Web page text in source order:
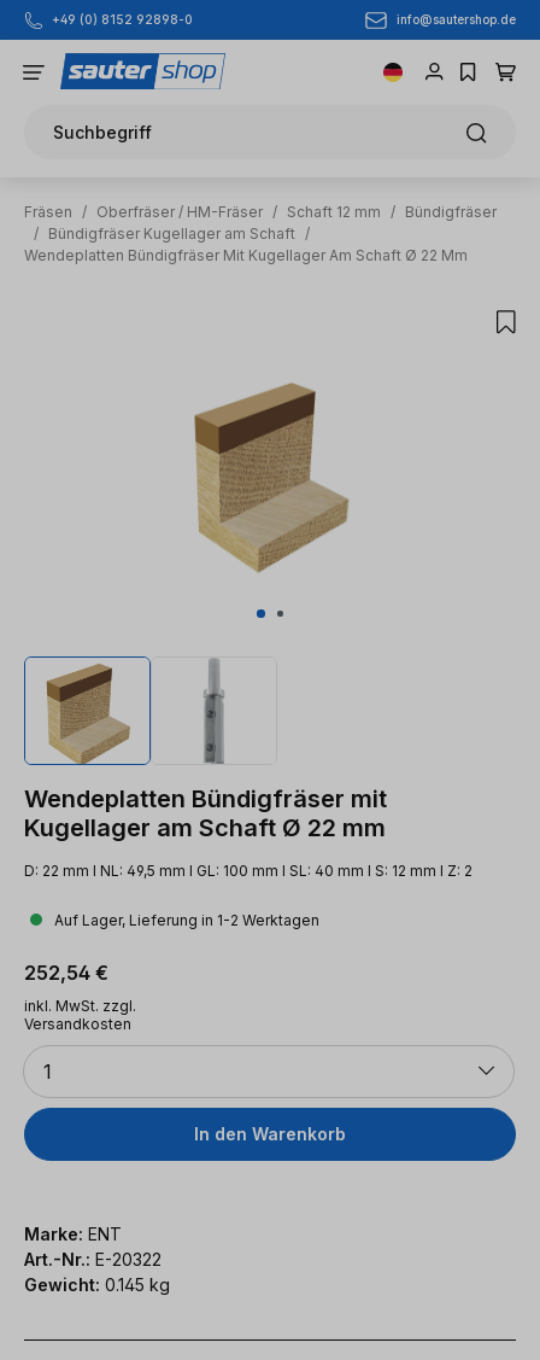
Zum Hauptinhalt springen
+49 (0) 8152 92898-0 info@sautershop.de
Suchbegriff
Fräsen / Oberfräser / HM-Fräser / Schaft 12 mm / Bündigfräser
/ Bündigfräser Kugellager am Schaft /
Wendeplatten Bündigfräser Mit Kugellager Am Schaft Ø 22 Mm
Wendeplatten Bündigfräser mit
Kugellager am Schaft Ø 22 mm
D: 22 mm l NL: 49,5 mm l GL: 100 mm l SL: 40 mm l S: 12 mm l Z: 2
Auf Lager, Lieferung in 1-2 Werktagen
Regulärer Preis:
252,54 €
inkl. MwSt. zzgl.
Versandkosten
Anzahl
1
In den Warenkorb
Marke: ENT
Art.-Nr.: E-20322
Gewicht: 0.145 kg